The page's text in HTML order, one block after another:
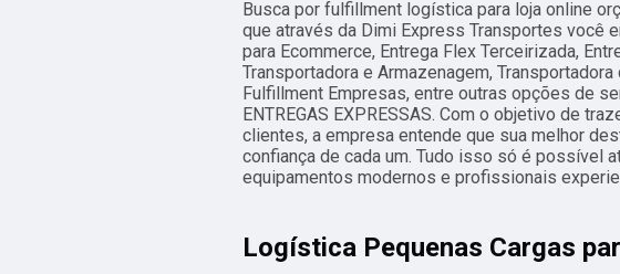
Busca por fulfillment logística para loja online
que através da Dimi Express Transportes você
para Ecommerce, Entrega Flex Terceirizada,
Transportadora e Armazenagem,
Fulfillment Empresas, entre outras opções de
ENTREGAS EXPRESSAS. Com o objetivo de
clientes, a empresa entende que sua melhor
confiança de cada um. Tudo isso só é possível
equipamentos modernos e profissionais
Logística Pequenas Cargas